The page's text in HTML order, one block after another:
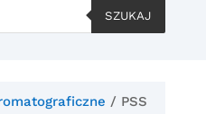
SZUKAJ
/ PSS